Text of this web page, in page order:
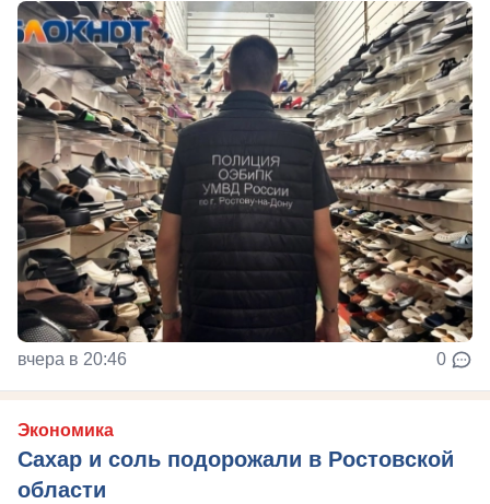
вчера в 20:46 0
Экономика
Сахар и соль подорожали в Ростовской
области